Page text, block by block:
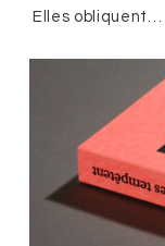
Elles obliquent…